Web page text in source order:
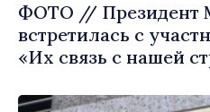
ФОТО // Президент
встретилась с
«Их связь с нашей